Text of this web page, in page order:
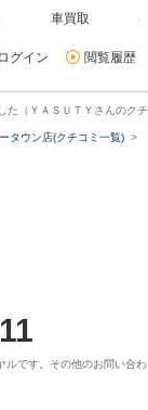
車買取
ログイン 閲覧履歴
（ＹＡＳＵＴＹさんのクチ
タウン店(クチコミ一覧)
ルです。その他のお問い合わ